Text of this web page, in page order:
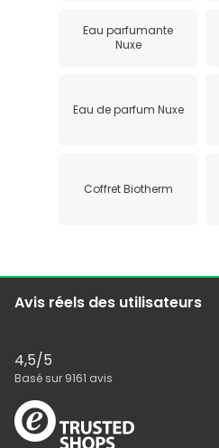
Eau parfumante
Nuxe
Eau de parfum Nuxe
Coffret Biotherm
Avis réels des utilisateurs
4,5/5
Basé sur 9161 avis